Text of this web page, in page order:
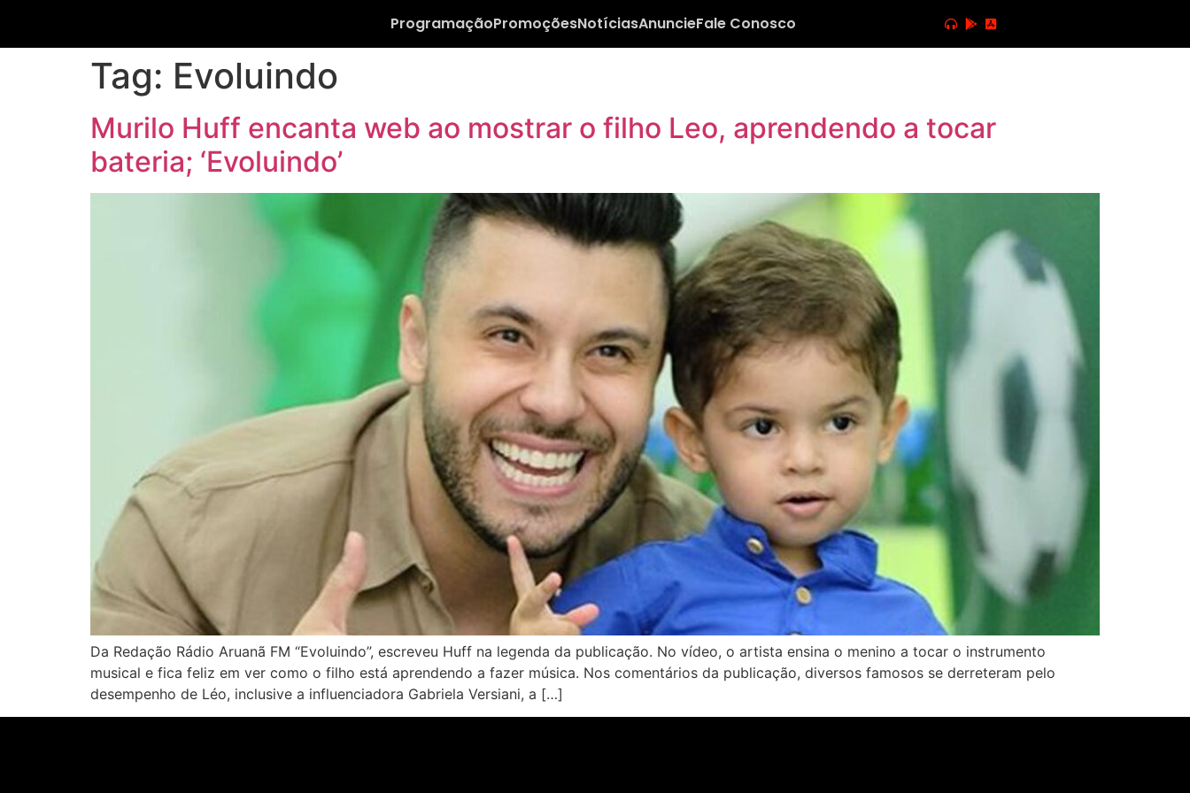
ProgramaçãoPromoçõesNotíciasAnuncieFale Conosco
Tag: Evoluindo
Murilo Huff encanta web ao mostrar o filho Leo, aprendendo a tocar
bateria; ‘Evoluindo’
Da Redação Rádio Aruanã FM “Evoluindo”, escreveu Huff na legenda da publicação. No vídeo, o artista ensina o menino a tocar o instrumento
musical e fica feliz em ver como o filho está aprendendo a fazer música. Nos comentários da publicação, diversos famosos se derreteram pelo
desempenho de Léo, inclusive a influenciadora Gabriela Versiani, a […]